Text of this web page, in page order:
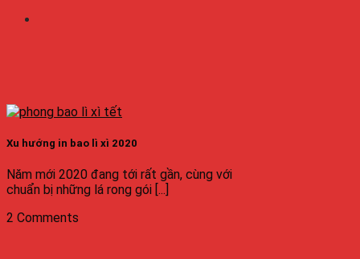
Xu hướng in bao lì xì 2020
Năm mới 2020 đang tới rất gần, cùng với
chuẩn bị những lá rong gói [...]
2 Comments